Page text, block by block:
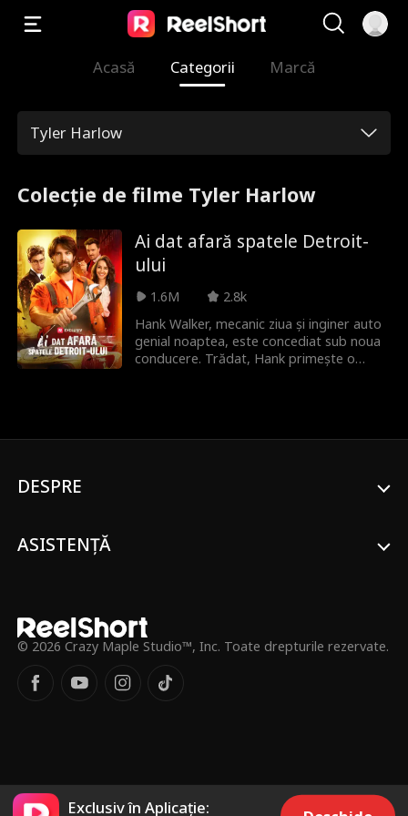
Acasă Categorii Marcă
Tyler Harlow
Colecție de filme Tyler Harlow
Ai dat afară spatele Detroit-
ului
1.6M
2.8k
Hank Walker, mecanic ziua și inginer auto
genial noaptea, este concediat sub noua
conducere. Trădat, Hank primește o
vechi și noi?
DESPRE
ASISTENȚĂ
© 2026 Crazy Maple Studio™, Inc. Toate drepturile rezervate.
Exclusiv în Aplicație: